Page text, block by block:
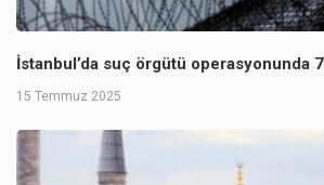
İstanbul’da suç örgütü operasyonunda
15 Temmuz 2025